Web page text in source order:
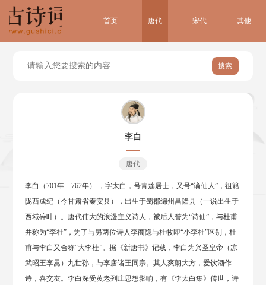
首页 唐代 宋代 其他
搜索
李白
唐代
李白（701年－762年） ，字太白，号青莲居士，又号“谪仙人”，祖籍
陇西成纪（今甘肃省秦安县），出生于蜀郡绵州昌隆县（一说出生于
西域碎叶）。唐代伟大的浪漫主义诗人，被后人誉为“诗仙”，与杜甫
并称为“李杜”，为了与另两位诗人李商隐与杜牧即“小李杜”区别，杜
甫与李白又合称“大李杜”。据《新唐书》记载，李白为兴圣皇帝（凉
武昭王李暠）九世孙，与李唐诸王同宗。其人爽朗大方，爱饮酒作
诗，喜交友。李白深受黄老列庄思想影响，有《李太白集》传世，诗